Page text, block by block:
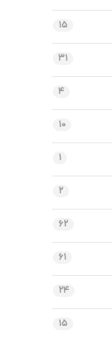
۱۵
۳۱
۴
۱۰
۱
۲
۶۲
۶۱
۲۴
۱۵